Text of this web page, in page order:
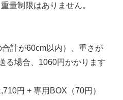
量制限はありません。
計が60cm以内）、 重さが
る場合、1060円かかります
0円 + 専用BOX（70円）